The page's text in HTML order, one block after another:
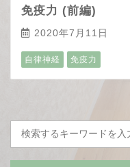
免疫力 (前編)
2020年7月11日
自律神経 免疫力